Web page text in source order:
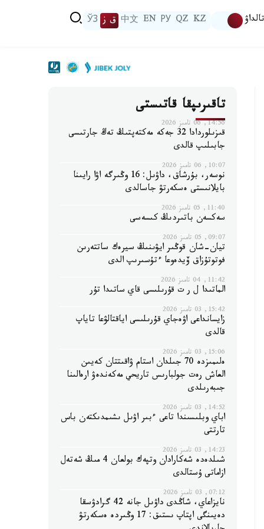
تالداۋ KZ
QZ
РУ
EN
中文 ق ز ЎЗ
تاقىرىپقا قاتىستى
14:56, 06 تامىز 2026
قىزىلوردادا 32 جەكە مەكتەپتىڭ تەڭ جارتىسى
جابىلىپ قالدى
10:07, 06 تامىز 2026
نوسەر، بۇرشاق، داۋىل: 16 وڭىرگە اۋا رايىنا
بايلانىستى ەسكەرتۋ جاسالدى
11:40, 05 تامىز 2026
سەكسەن باتىردىڭ كىسەسى
09:07, 05 تامىز 2026
تيان-شان قوڭىر ايۋىنىڭ سيرەك ساتتەرىن
فوتوتۇزاق ۆيدەوعا ءتۇسىرىپ الدى
11:42, 04 تامىز 2026
الماتىدا ل ر ت قۇرىلىسى قاي ساتىدا تۇر
15:42, 03 تامىز 2026
زايسانداعى اۋەجاي قۇرىلىسى اياقتالۋعا تاياپ
قالدى
15:06, 03 تامىز 2026
ەلىمىزدە 70 جىلدان استام ۋاقىتتان كەيىن
العاش رەت جولبارىس تاريحي مەكەندەۋ ارەالىنا
جىبەرىلدى
14:52, 03 تامىز 2026
اباي وبلىسىندا تاعى ءبىر اۋىل ىشىمدىكتەن باس
تارتتى
14:23, 03 تامىز 2026
شىلدەدە شەكارادان وتپەك بولعان 4 مىڭ شەتەل
ازاماتى ۇستالدى
07:12, 03 تامىز 2026
نايزاعاي، شاڭدى داۋىل جانە 42 گرادۋسقا
دەيىنگى اپتاپ ىستىق: 17 وڭىردە ەسكەرتۋ